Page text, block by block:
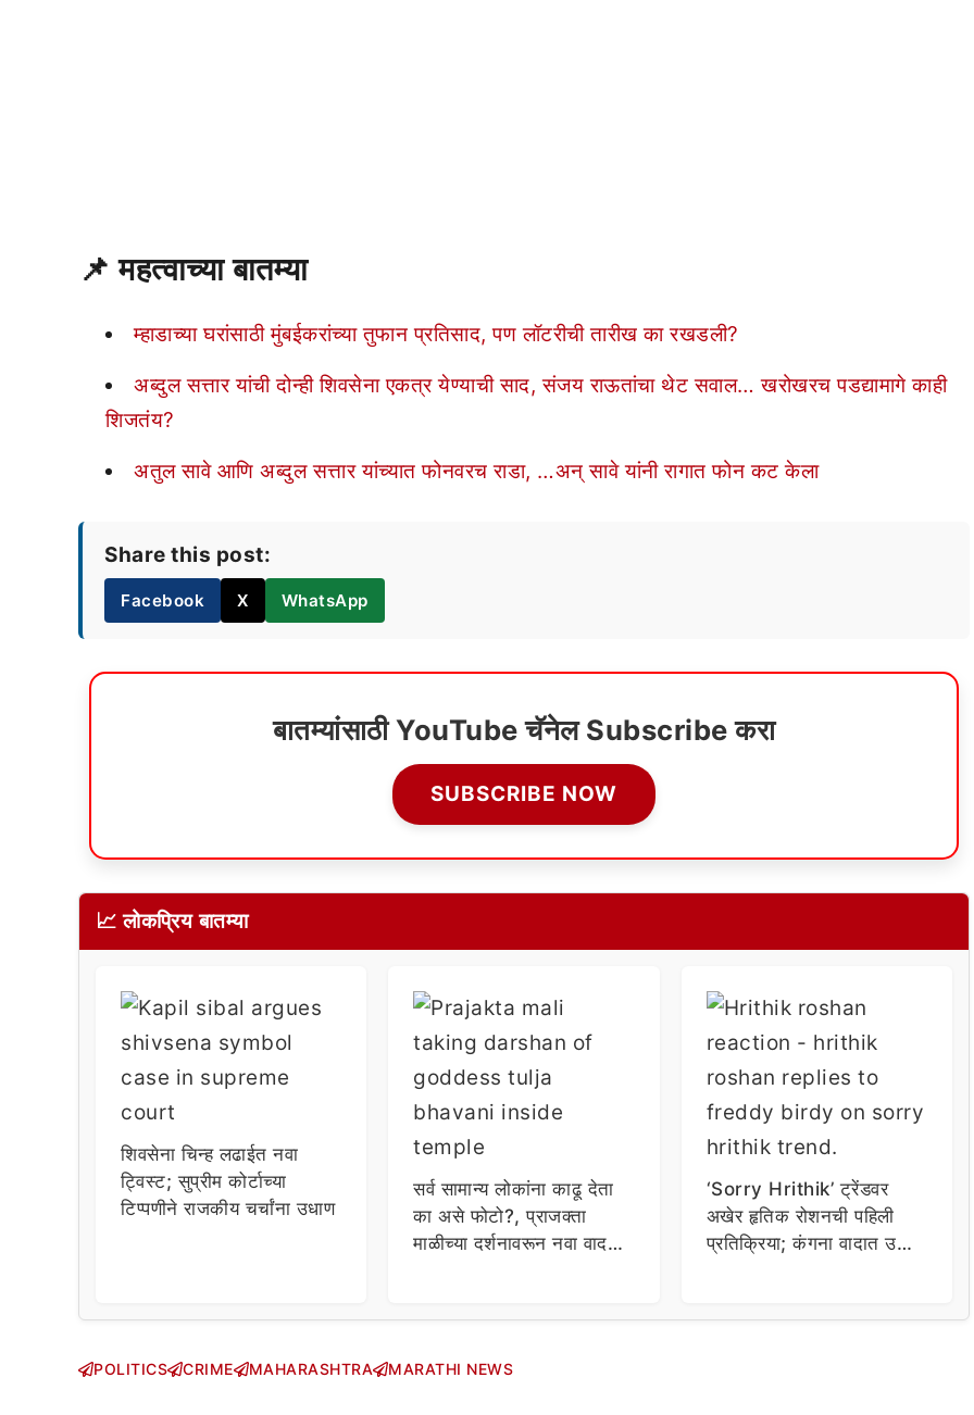
📌महत्वाच्या बातम्या
म्हाडाच्या घरांसाठी मुंबईकरांच्या तुफान प्रतिसाद, पण लॉटरीची तारीख का रखडली?
अब्दुल सत्तार यांची दोन्ही शिवसेना एकत्र येण्याची साद, संजय राऊतांचा थेट सवाल… खरोखरच पडद्यामागे काही
शिजतंय?
अतुल सावे आणि अब्दुल सत्तार यांच्यात फोनवरच राडा, …अन् सावे यांनी रागात फोन कट केला
Share this post:
Facebook X WhatsApp
बातम्यांसाठी YouTube चॅनेल Subscribe करा
SUBSCRIBE NOW
📈 लोकप्रिय बातम्या
शिवसेना चिन्ह लढाईत नवा
ट्विस्ट; सुप्रीम कोर्टाच्या
टिप्पणीने राजकीय चर्चांना उधाण
सर्व सामान्य लोकांना काढू देता
का असे फोटो?, प्राजक्ता
माळीच्या दर्शनावरून नवा वाद;
‘Sorry Hrithik’ ट्रेंडवर
अखेर हृतिक रोशनची पहिली
प्रतिक्रिया; कंगना वादात उडी
POLITICS CRIME MAHARASHTRA MARATHI NEWS